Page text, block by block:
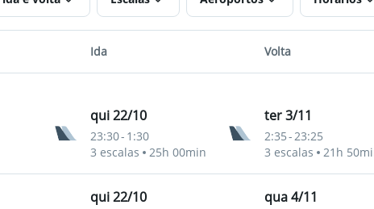
Ida Volta
qui 22/10
23:30- 1:30
3 escalas
25h 00min
ter 3/11
2:35-23:25
3 escalas
21h
qui 22/10 qua 4/11